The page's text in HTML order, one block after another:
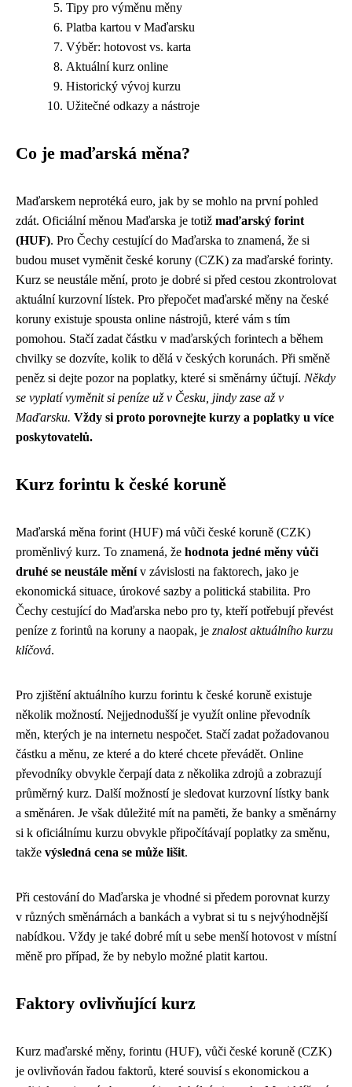
Tipy pro výměnu měny
Platba kartou v Maďarsku
Výběr: hotovost vs. karta
Aktuální kurz online
Historický vývoj kurzu
Užitečné odkazy a nástroje
Co je maďarská měna?
Maďarskem neprotéká euro, jak by se mohlo na první pohled
zdát. Oficiální měnou Maďarska je totiž maďarský forint
(HUF). Pro Čechy cestující do Maďarska to znamená, že si
budou muset vyměnit české koruny (CZK) za maďarské forinty.
Kurz se neustále mění, proto je dobré si před cestou zkontrolovat
aktuální kurzovní lístek. Pro přepočet maďarské měny na české
koruny existuje spousta online nástrojů, které vám s tím
pomohou. Stačí zadat částku v maďarských forintech a během
chvilky se dozvíte, kolik to dělá v českých korunách. Při směně
peněz si dejte pozor na poplatky, které si směnárny účtují. Někdy
se vyplatí vyměnit si peníze už v Česku, jindy zase až v
Maďarsku. Vždy si proto porovnejte kurzy a poplatky u více
poskytovatelů.
Kurz forintu k české koruně
Maďarská měna forint (HUF) má vůči české koruně (CZK)
proměnlivý kurz. To znamená, že hodnota jedné měny vůči
druhé se neustále měnív závislosti na faktorech, jako je
ekonomická situace, úrokové sazby a politická stabilita. Pro
Čechy cestující do Maďarska nebo pro ty, kteří potřebují převést
peníze z forintů na koruny a naopak, je znalost aktuálního kurzu
klíčová.
Pro zjištění aktuálního kurzu forintu k české koruně existuje
několik možností. Nejjednodušší je využít online převodník
měn, kterých je na internetu nespočet. Stačí zadat požadovanou
částku a měnu, ze které a do které chcete převádět. Online
převodníky obvykle čerpají data z několika zdrojů a zobrazují
průměrný kurz. Další možností je sledovat kurzovní lístky bank
a směnáren. Je však důležité mít na paměti, že banky a směnárny
si k oficiálnímu kurzu obvykle připočítávají poplatky za směnu,
takže výsledná cena se může lišit.
Při cestování do Maďarska je vhodné si předem porovnat kurzy
v různých směnárnách a bankách a vybrat si tu s nejvýhodnější
nabídkou. Vždy je také dobré mít u sebe menší hotovost v místní
měně pro případ, že by nebylo možné platit kartou.
Faktory ovlivňující kurz
Kurz maďarské měny, forintu (HUF), vůči české koruně (CZK)
je ovlivňován řadou faktorů, které souvisí s ekonomickou a